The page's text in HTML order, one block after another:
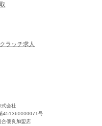
ラッチ求人
式会社
451360000071号
合優良加盟店